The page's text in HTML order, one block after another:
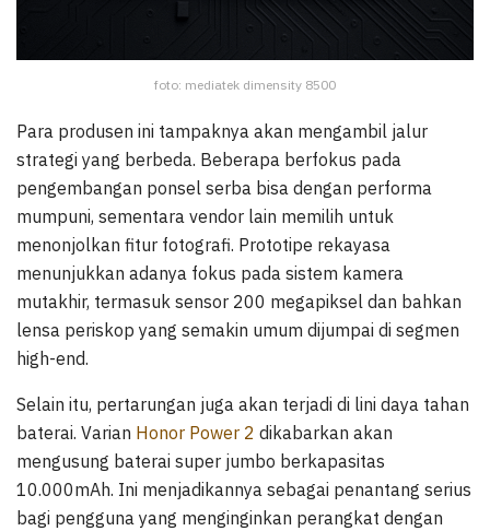
foto: mediatek dimensity 8500
Para produsen ini tampaknya akan mengambil jalur
strategi yang berbeda. Beberapa berfokus pada
pengembangan ponsel serba bisa dengan performa
mumpuni, sementara vendor lain memilih untuk
menonjolkan fitur fotografi. Prototipe rekayasa
menunjukkan adanya fokus pada sistem kamera
mutakhir, termasuk sensor 200 megapiksel dan bahkan
lensa periskop yang semakin umum dijumpai di segmen
high-end.
Selain itu, pertarungan juga akan terjadi di lini daya tahan
baterai. Varian Honor Power 2 dikabarkan akan
mengusung baterai super jumbo berkapasitas
10.000mAh. Ini menjadikannya sebagai penantang serius
bagi pengguna yang menginginkan perangkat dengan